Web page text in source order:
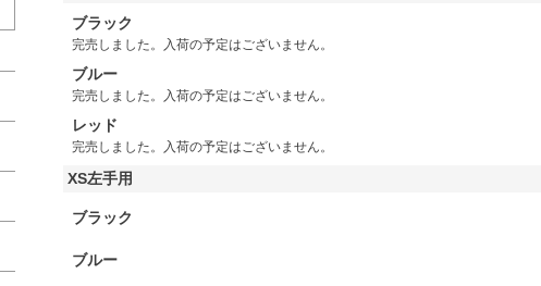
ブラック
完売しました。入荷の予定はございません。
ブルー
完売しました。入荷の予定はございません。
レッド
完売しました。入荷の予定はございません。
XS左手用
ブラック
ブルー